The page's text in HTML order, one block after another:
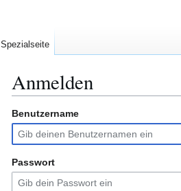
Anmelden
Zur
Navigation
springen
Zur
Suche
springen
Benutzername
Passwort
Spezialseite